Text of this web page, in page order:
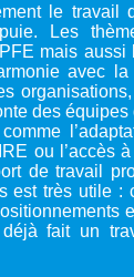
le travail
Les
mais aussi
avec la
des
ou l’accès
de travail
est très utile :
fait un